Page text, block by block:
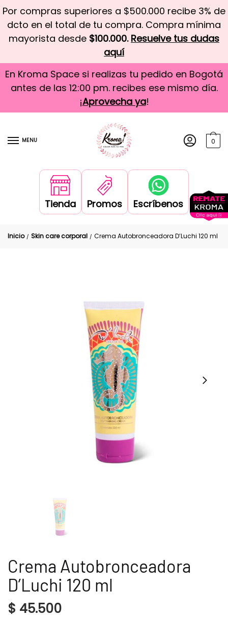
Por compras superiores a $500.000 recibe 3% de
dcto en el total de tu compra. Compra mínima
mayorista desde $100.000. Resuelve tus dudas
aquí
En Kroma Space si realizas tu pedido en Bogotá
antes de las 12:00 pm. recibes ese mismo día.
¡Aprovecha ya!
MENU 0
Tienda Promos Escríbenos
Inicio / Skin care corporal / Crema Autobronceadora D’Luchi 120 ml
Crema Autobronceadora
D’Luchi 120 ml
$ 45.500